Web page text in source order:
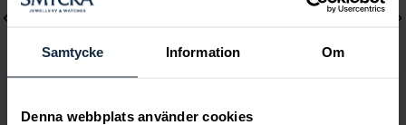
Samtycke Information Om
Denna webbplats använder cookies